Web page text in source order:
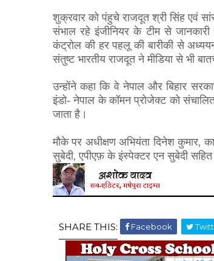
शुक्रवार को पंहुचे राजदूत श्री सिंह एवं
संभाल रहे इंजीनियर के टीम से
कंट्रोल की हर पहलू की बारीकी से
संतुष्ट भारतीय राजदूत ने मीडिया से भी
उन्होंने कहा कि वे नेपाल और बिहार
इंडो- नेपाल के कॉमन प्रोजेक्ट को
जाता है।
मौके पर अधीक्षण अभियंता दिनेश कुमार,
सुबेदी,एपीएफ़ के इंस्पेक्टर एन सुबेदी
SHARE THIS: Facebook